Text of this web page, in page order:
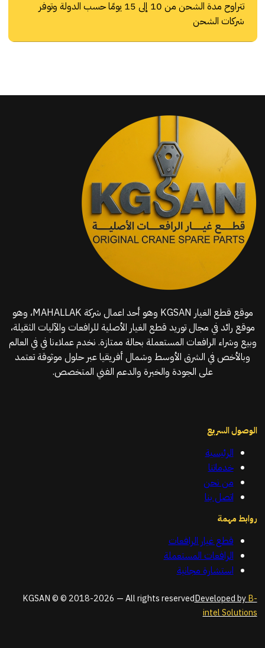
تتراوح مدة الشحن من 10 إلى 15 يومًا حسب الدولة وتوفر
شركات الشحن
موقع قطع الغيار KGSAN وهو أحد اعمال شركة MAHALLAK، وهو
موقع رائد في مجال توريد قطع الغيار الأصلية للرافعات والآليات الثقيلة،
وبيع وشراء الرافعات المستعملة بحالة ممتازة. نخدم عملاءنا في في العالم
وبالأخص في الشرق الأوسط وشمال أفريقيا عبر حلول موثوقة تعتمد
على الجودة والخبرة والدعم الفني المتخصص.
الوصول السريع
الرئيسية
خدماتنا
من نحن
اتصل بنا
روابط مهمة
قطع غيار الرافعات
الرافعات المستعملة
استشارة مجانية
KGSAN © © 2018-2026 — All rights reservedDeveloped byB-
intel Solutions